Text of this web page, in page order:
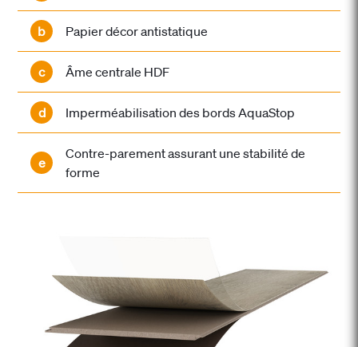
b Papier décor antistatique
c Âme centrale HDF
d Imperméabilisation des bords AquaStop
e
Contre-parement assurant une stabilité de
forme